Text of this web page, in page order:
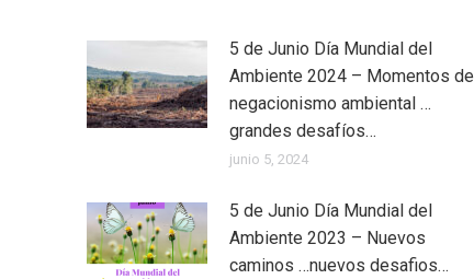
5 de Junio Día Mundial del
Ambiente 2024 – Momentos de
negacionismo ambiental …
grandes desafíos…
junio 5, 2024
5 de Junio Día Mundial del
Ambiente 2023 – Nuevos
caminos …nuevos desafios…